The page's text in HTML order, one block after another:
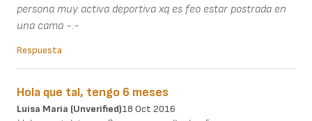
persona muy activa deportiva xq es feo estar postrada en
una cama -.-
Respuesta
Hola que tal, tengo 6 meses
Luisa Maria (unverified)18 Oct 2016